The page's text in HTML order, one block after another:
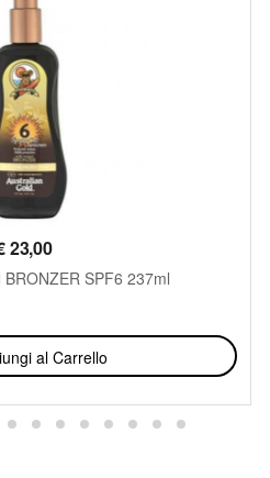
23,00
BRONZER SPF6 237ml
al Carrello